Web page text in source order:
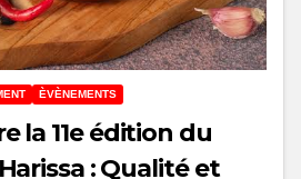
ÈVÈNEMENTS
la 11e édition du
: Qualité et